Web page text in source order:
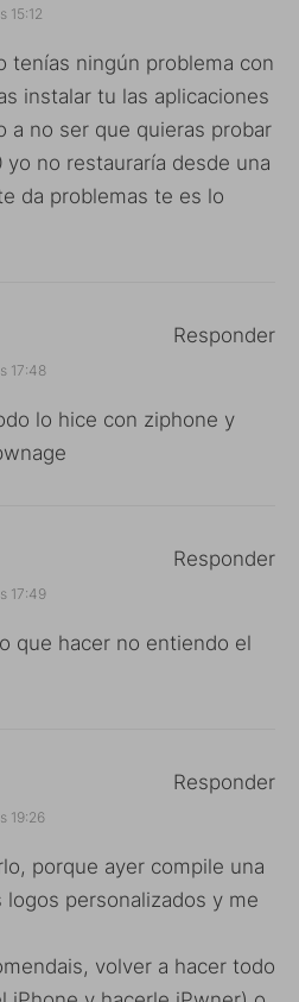
15:12
tenías ningún problema con
instalar tu las aplicaciones
a no ser que quieras probar
no restauraría desde una
da problemas te es lo
17:48
lo hice con ziphone y
Responder
17:49
que hacer no entiendo el
Responder
19:26
porque ayer compile una
personalizados y me
volver a hacer todo
Responder